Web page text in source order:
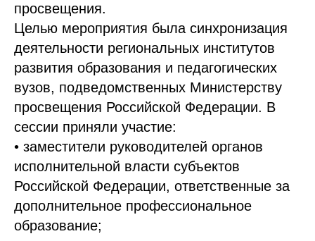
просвещения.
Целью мероприятия была синхронизация
деятельности региональных институтов
развития образования и педагогических
вузов, подведомственных Министерству
просвещения Российской Федерации. В
сессии приняли участие:
• заместители руководителей органов
исполнительной власти субъектов
Российской Федерации, ответственные за
дополнительное профессиональное
образование;